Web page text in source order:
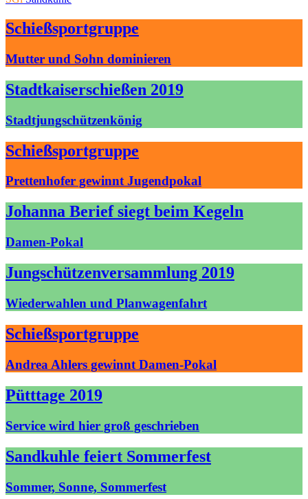
Schießsportgruppe
Mutter und Sohn dominieren
Stadtkaiserschießen 2019
Stadtjungschützenkönig
Schießsportgruppe
Prettenhofer gewinnt Jugendpokal
Johanna Berief siegt beim Kegeln
Damen-Pokal
Jungschützenversammlung 2019
Wiederwahlen und Planwagenfahrt
Schießsportgruppe
Andrea Ahlers gewinnt Damen-Pokal
Pütttage 2019
Service wird hier groß geschrieben
Sandkuhle feiert Sommerfest
Sommer, Sonne, Sommerfest